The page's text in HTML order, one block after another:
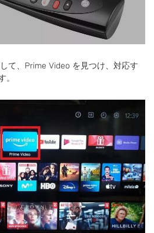
て、Prime Video を見つけ、対応す
。